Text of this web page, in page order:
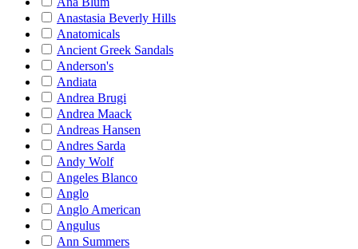
Anastasia Beverly Hills
Anatomicals
Ancient Greek Sandals
Anderson's
Andiata
Andrea Brugi
Andrea Maack
Andreas Hansen
Andres Sarda
Andy Wolf
Angeles Blanco
Anglo
Anglo American
Angulus
Ann Summers